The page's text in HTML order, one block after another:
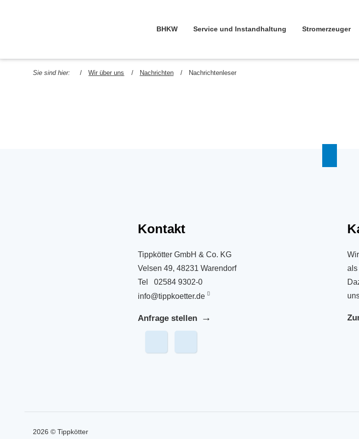
BHKW
Service und Instandhaltung Stromerzeuger
Sie sind hier: Wir über uns Nachrichten Nachrichtenleser
Kontakt
Tippkötter GmbH & Co. KG
Velsen 49, 48231 Warendorf
Tel 02584 9302-0
info@tippkoetter.de
Anfrage stellen
als
2026 © Tippkötter